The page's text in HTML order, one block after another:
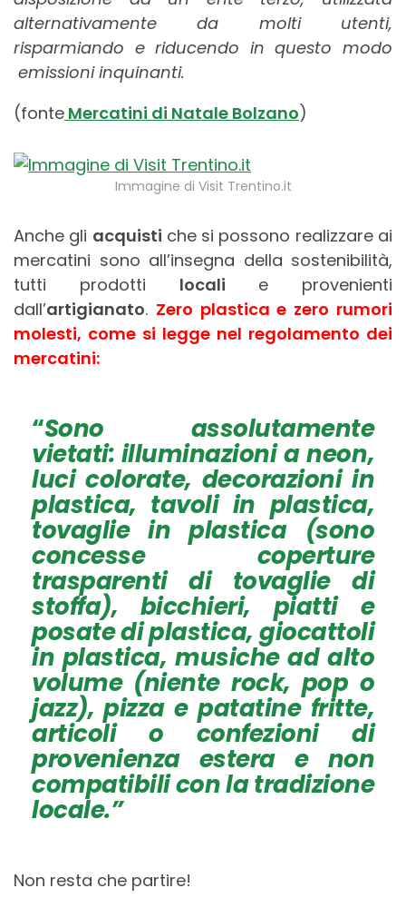
alternativamente da molti utenti,
risparmiando e riducendo in questo modo
emissioni inquinanti.
(fonte Mercatini di Natale Bolzano)
Immagine di Visit Trentino.it
Anche gli acquisti che si possono realizzare ai
mercatini sono all’insegna della sostenibilità,
tutti prodotti locali e provenienti
dall’artigianato. Zero plastica e zero rumori
molesti, come si legge nel regolamento dei
mercatini:
“Sono assolutamente
vietati: illuminazioni a neon,
luci colorate, decorazioni in
plastica, tavoli in plastica,
tovaglie in plastica (sono
concesse coperture
trasparenti di tovaglie di
stoffa), bicchieri, piatti e
posate di plastica, giocattoli
in plastica, musiche ad alto
volume (niente rock, pop o
jazz), pizza e patatine fritte,
articoli o confezioni di
provenienza estera e non
compatibili con la tradizione
locale.”
Non resta che partire!